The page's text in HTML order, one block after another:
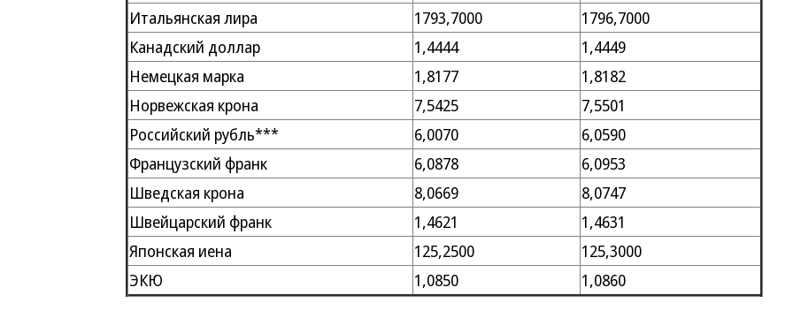
Итальянская лира
1793,7000
1796,7000
Канадский доллар
1,4444
1,4449
Немецкая марка
1,8177
1,8182
Норвежская крона
7,5425
7,5501
Российский рубль***
6,0070
6,0590
Французский франк
6,0878
6,0953
Шведская крона
8,0669
8,0747
Швейцарский франк
1,4621
1,4631
Японская иена
125,2500
125,3000
ЭКЮ
1,0850 1,0860